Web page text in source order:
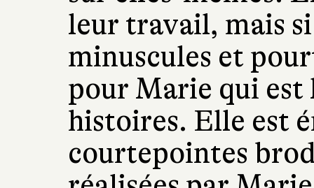
leur travail, mais
minuscules et
pour Marie qui est
histoires. Elle est
courtepointes